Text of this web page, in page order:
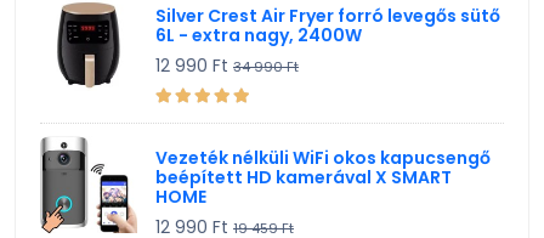
Silver Crest Air Fryer forró levegős sütő
6L - extra nagy, 2400W
12 990 Ft 34 990 Ft
Vezeték nélküli WiFi okos kapucsengő
beépített HD kamerával X SMART
HOME
12 990 Ft 19 459 Ft